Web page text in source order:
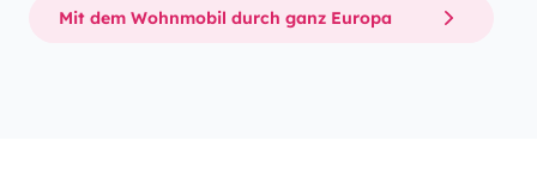
Mit dem Wohnmobil durch ganz Europa